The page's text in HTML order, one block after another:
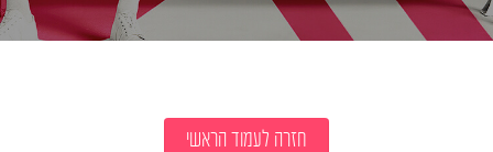
חזרה לעמוד הראשי